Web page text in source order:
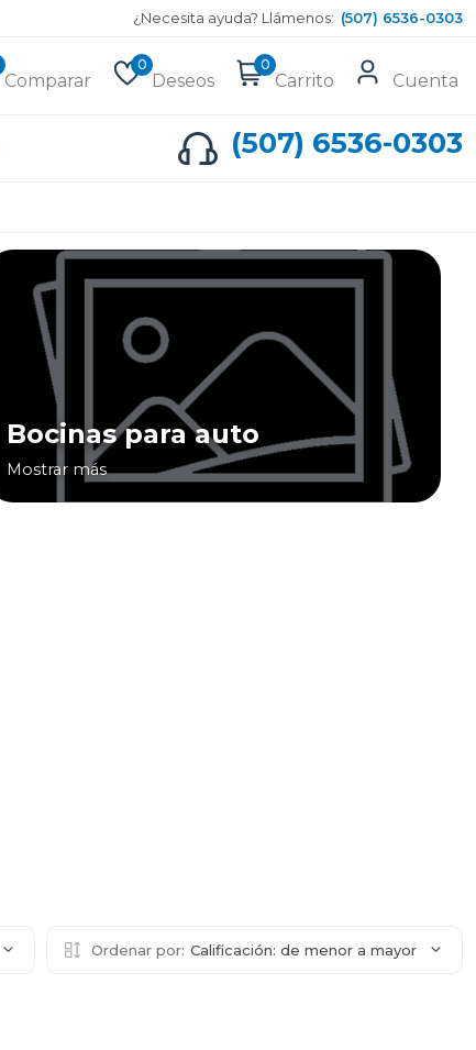
¿Necesita ayuda? Llámenos: (507) 6536-0303
Comparar
0
Deseos
0
Carrito Cuenta
(507) 6536-0303
Bocinas para auto
Mostrar más
Ordenar por: Calificación: de menor a mayor